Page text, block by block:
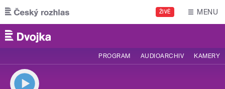
Přejít k hlavnímu obsahu
ŽIVĚ MENU
PROGRAM AUDIOARCHIV KAMERY